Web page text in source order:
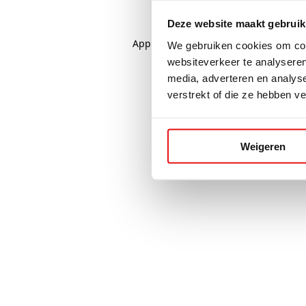
Deze website maakt
We gebruiken cookies om
websiteverkeer te
media, adverteren en
verstrekt of die ze hebben
Weigeren
Application error: aclient-side